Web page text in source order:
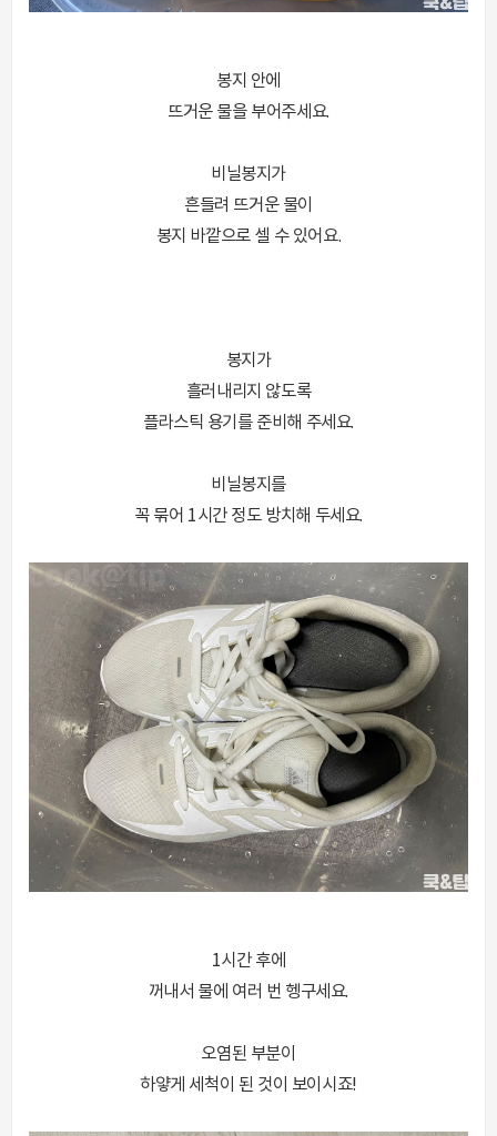
봉지 안에
뜨거운 물을 부어주세요.
비닐봉지가
흔들려 뜨거운 물이
봉지 바깥으로 셀 수 있어요.
봉지가
흘러내리지 않도록
플라스틱 용기를 준비해 주세요.
비닐봉지를
꼭 묶어 1시간 정도 방치해 두세요.
1시간 후에
꺼내서 물에 여러 번 헹구세요.
오염된 부분이
하얗게 세척이 된 것이 보이시죠!